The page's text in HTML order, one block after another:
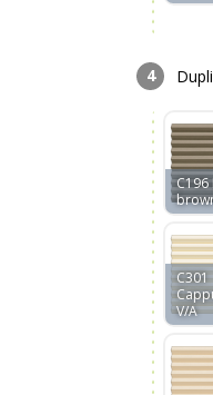
C196
C301
V/A